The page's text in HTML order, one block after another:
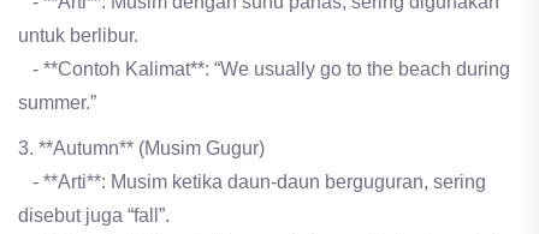
untuk berlibur.
- **Contoh Kalimat**: “We usually go to the beach during
summer.”
3. **Autumn** (Musim Gugur)
- **Arti**: Musim ketika daun-daun berguguran, sering
disebut juga “fall”.